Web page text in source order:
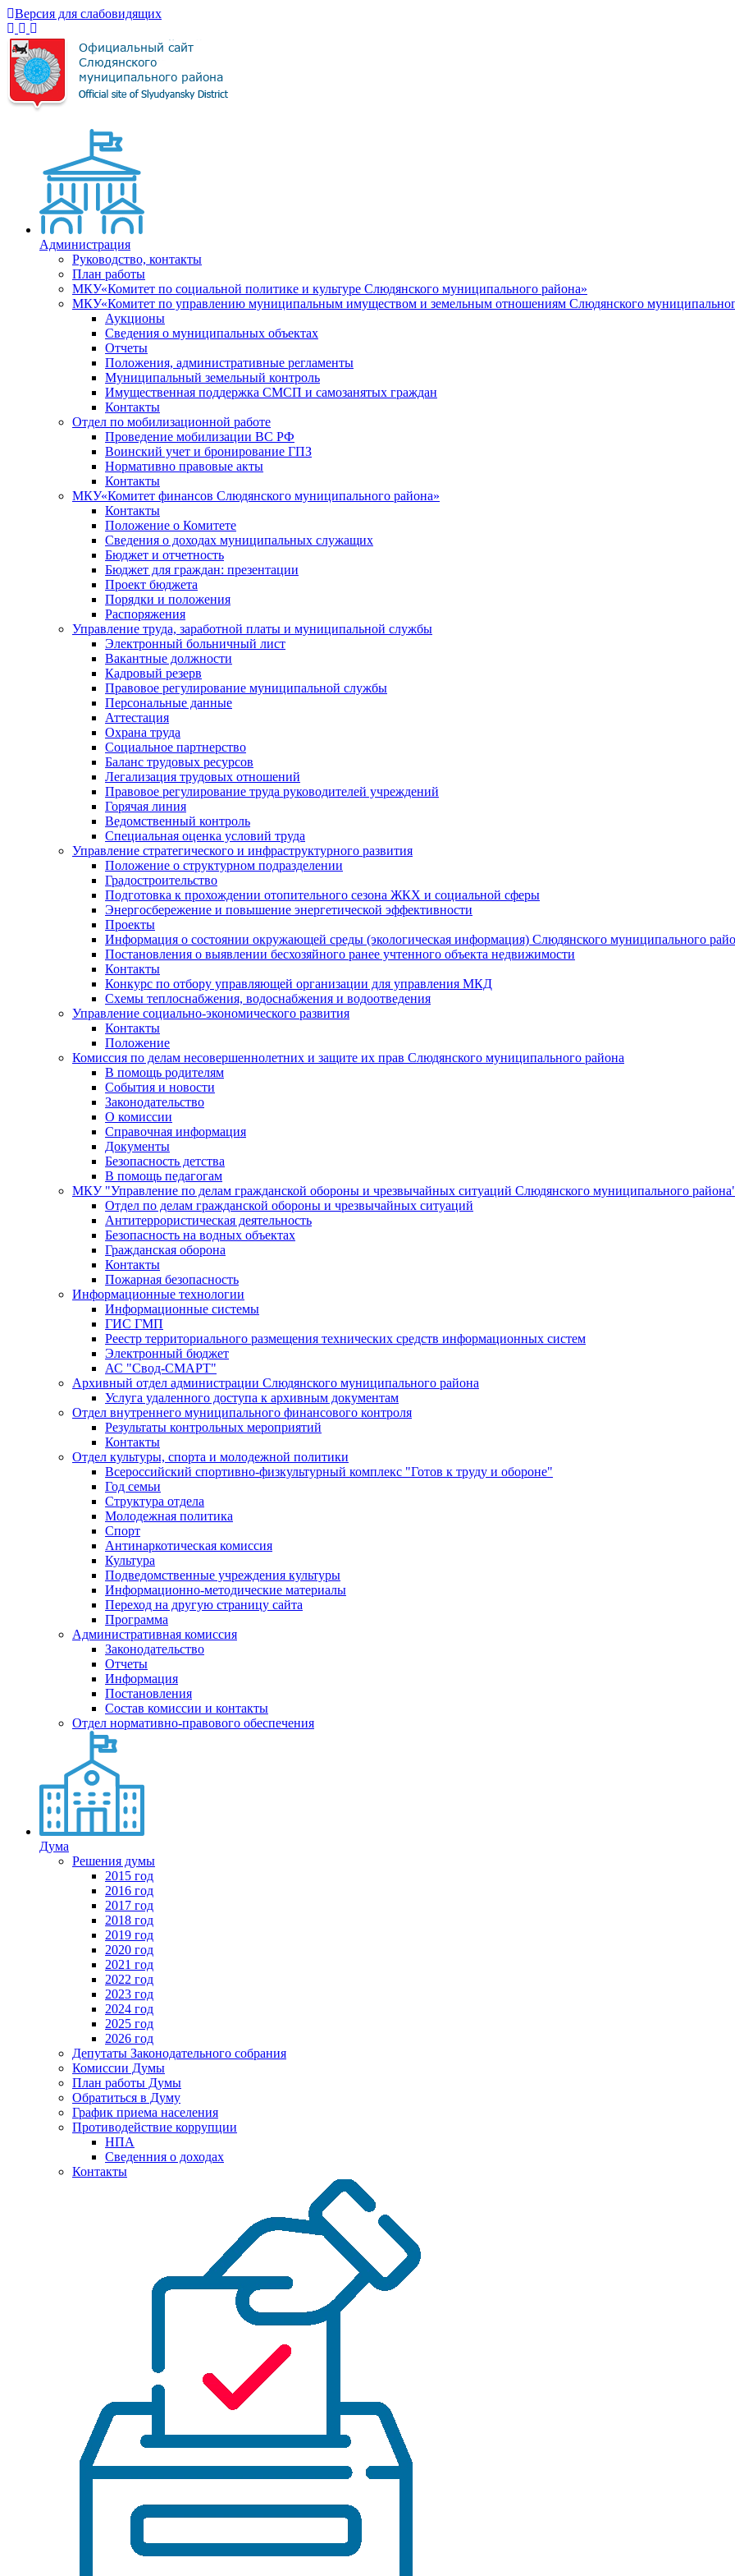
Версия для слабовидящих
Администрация
Руководство, контакты
План работы
МКУ«Комитет по социальной политике и культуре Слюдянского муниципального района»
МКУ«Комитет по управлению муниципальным имуществом и земельным отношениям Слюдянского
Аукционы
Сведения о муниципальных объектах
Отчеты
Положения, административные регламенты
Муниципальный земельный контроль
Имущественная поддержка СМСП и самозанятых граждан
Контакты
Отдел по мобилизационной работе
Проведение мобилизации ВС РФ
Воинский учет и бронирование ГПЗ
Нормативно правовые акты
Контакты
МКУ«Комитет финансов Слюдянского муниципального района»
Контакты
Положение о Комитете
Сведения о доходах муниципальных служащих
Бюджет и отчетность
Бюджет для граждан: презентации
Проект бюджета
Порядки и положения
Распоряжения
Управление труда, заработной платы и муниципальной службы
Электронный больничный лист
Вакантные должности
Кадровый резерв
Правовое регулирование муниципальной службы
Персональные данные
Аттестация
Охрана труда
Социальное партнерство
Баланс трудовых ресурсов
Легализация трудовых отношений
Правовое регулирование труда руководителей учреждений
Горячая линия
Ведомственный контроль
Специальная оценка условий труда
Управление стратегического и инфраструктурного развития
Положение о структурном подразделении
Градостроительство
Подготовка к прохождении отопительного сезона ЖКХ и социальной сферы
Энергосбережение и повышение энергетической эффективности
Проекты
Информация о состоянии окружающей среды (экологическая информация) Слюдянского муниципального
Постановления о выявлении бесхозяйного ранее учтенного объекта недвижимости
Контакты
Конкурс по отбору управляющей организации для управления МКД
Схемы теплоснабжения, водоснабжения и водоотведения
Управление социально-экономического развития
Контакты
Положение
Комиссия по делам несовершеннолетних и защите их прав Слюдянского муниципального района
В помощь родителям
События и новости
Законодательство
О комиссии
Справочная информация
Документы
Безопасность детства
В помощь педагогам
МКУ "Управление по делам гражданской обороны и чрезвычайных ситуаций Слюдянского муниципального
Отдел по делам гражданской обороны и чрезвычайных ситуаций
Антитеррористическая деятельность
Безопасность на водных объектах
Гражданская оборона
Контакты
Пожарная безопасность
Информационные технологии
Информационные системы
ГИС ГМП
Реестр территориального размещения технических средств информационных систем
Электронный бюджет
АС "Свод-СМАРТ"
Архивный отдел администрации Слюдянского муниципального района
Услуга удаленного доступа к архивным документам
Отдел внутреннего муниципального финансового контроля
Результаты контрольных мероприятий
Контакты
Отдел культуры, спорта и молодежной политики
Всероссийский спортивно-физкультурный комплекс "Готов к труду и обороне"
Год семьи
Структура отдела
Молодежная политика
Спорт
Антинаркотическая комиссия
Культура
Подведомственные учреждения культуры
Информационно-методические материалы
Переход на другую страницу сайта
Программа
Административная комиссия
Законодательство
Отчеты
Информация
Постановления
Состав комиссии и контакты
Отдел нормативно-правового обеспечения
Дума
Решения думы
2015 год
2016 год
2017 год
2018 год
2019 год
2020 год
2021 год
2022 год
2023 год
2024 год
2025 год
2026 год
Депутаты Законодательного собрания
Комиссии Думы
План работы Думы
Обратиться в Думу
График приема населения
Противодействие коррупции
НПА
Сведенния о доходах
Контакты